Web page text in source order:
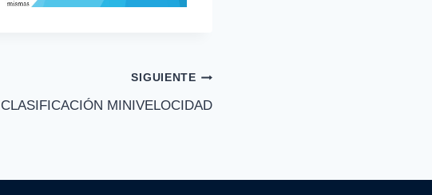
SIGUIENTE
CLASIFICACIÓN MINIVELOCIDAD